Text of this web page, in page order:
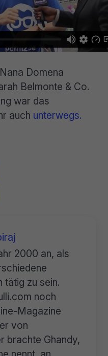
Domena
Belmonte & Co.
war das
auch unterwegs.
2000 an, als
tätig zu sein.
noch
Magazine
von
brachte Ghandy,